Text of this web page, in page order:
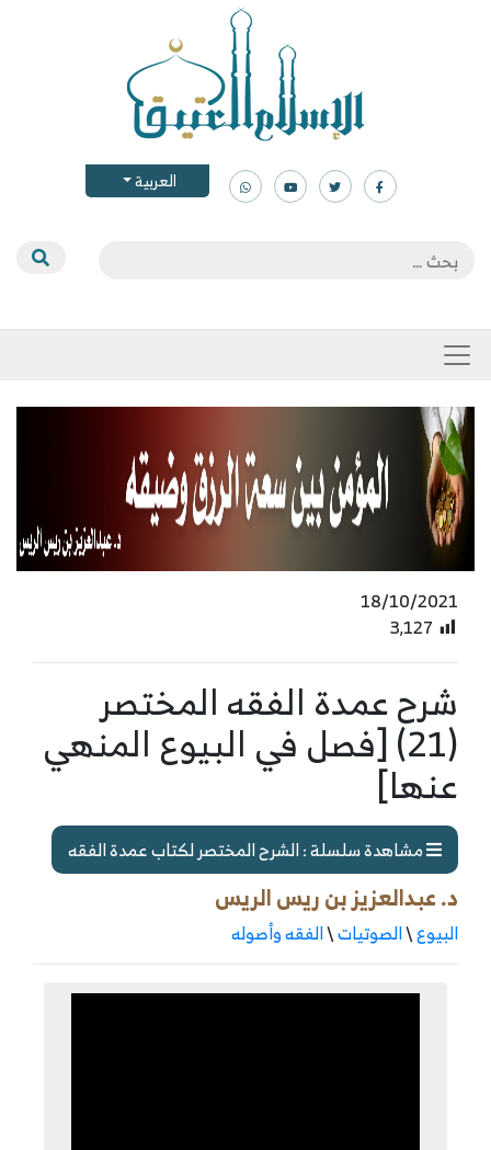
العربية
18/10/2021
3٬127
شرح عمدة الفقه المختصر
(21) [فصل في البيوع المنهي
عنها]
مشاهدة سلسلة : الشرح المختصر لكتاب عمدة الفقه
د. عبدالعزيز بن ريس الريس
البيوع\الصوتيات\الفقه وأصوله